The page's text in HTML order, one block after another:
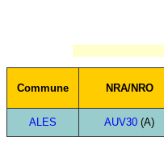
Commune NRA/NRO
ALES AUV30 (A)